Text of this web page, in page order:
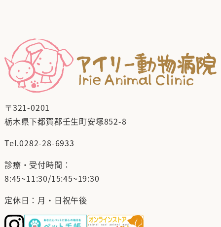
〒321-0201
栃木県下都賀郡壬生町安塚852-8
Tel.0282-28-6933
診療・受付時間：
8:45~11:30/15:45~19:30
定休日：月・日祝午後